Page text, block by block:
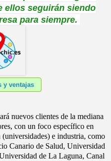
ellos seguirán siendo
para siempre.
y ventajas
nuevos clientes de la mediana
con un foco específico en
e industria, como
Canario de Salud, Universidad
de La Laguna, Canal